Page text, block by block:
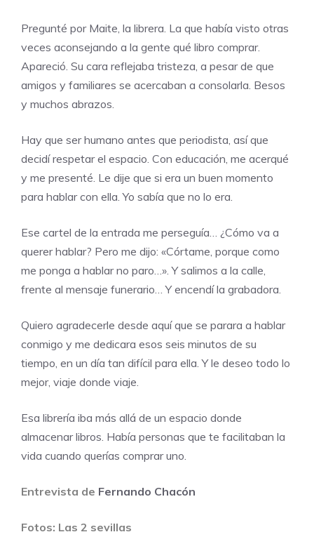
Pregunté por Maite, la librera. La que había visto otras
veces aconsejando a la gente qué libro comprar.
Apareció. Su cara reflejaba tristeza, a pesar de que
amigos y familiares se acercaban a consolarla. Besos
y muchos abrazos.
Hay que ser humano antes que periodista, así que
decidí respetar el espacio. Con educación, me acerqué
y me presenté. Le dije que si era un buen momento
para hablar con ella. Yo sabía que no lo era.
Ese cartel de la entrada me perseguía… ¿Cómo va a
querer hablar? Pero me dijo: «Córtame, porque como
me ponga a hablar no paro…». Y salimos a la calle,
frente al mensaje funerario… Y encendí la grabadora.
Quiero agradecerle desde aquí que se parara a hablar
conmigo y me dedicara esos seis minutos de su
tiempo, en un día tan difícil para ella. Y le deseo todo lo
mejor, viaje donde viaje.
Esa librería iba más allá de un espacio donde
almacenar libros. Había personas que te facilitaban la
vida cuando querías comprar uno.
Entrevista de Fernando Chacón
Fotos: Las 2 sevillas